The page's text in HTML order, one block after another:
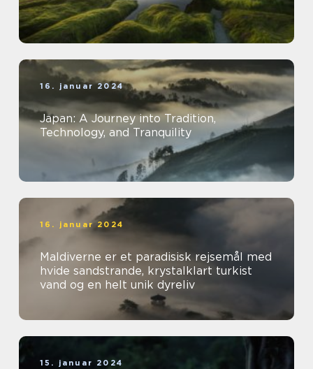
16. januar 2024
Japan: A Journey into Tradition,
Technology, and Tranquility
16. januar 2024
Maldiverne er et paradisisk rejsemål med
hvide sandstrande, krystalklart turkist
vand og en helt unik dyreliv
15. januar 2024